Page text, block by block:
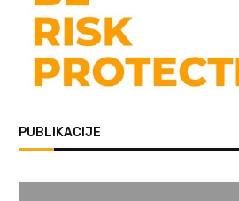
PUBLIKACIJE